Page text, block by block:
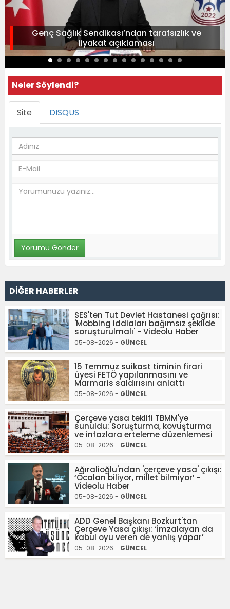
Genç Sağlık Sendikası’ndan tarafsızlık ve
liyakat açıklaması
Neler Söylendi?
Site DISQUS
DİĞER HABERLER
SES'ten Tut Devlet Hastanesi çağrısı:
'Mobbing iddiaları bağımsız şekilde
soruşturulmalı' - Videolu Haber
05-08-2026 - GÜNCEL
15 Temmuz suikast timinin firari
üyesi FETÖ yapılanmasını ve
Marmaris saldırısını anlattı
05-08-2026 - GÜNCEL
Çerçeve yasa teklifi TBMM'ye
sunuldu: Soruşturma, kovuşturma
ve infazlara erteleme düzenlemesi
05-08-2026 - GÜNCEL
Ağıralioğlu'ndan 'çerçeve yasa' çıkışı:
‘Öcalan biliyor, millet bilmiyor’ -
Videolu Haber
05-08-2026 - GÜNCEL
ADD Genel Başkanı Bozkurt'tan
Çerçeve Yasa çıkışı: ‘İmzalayan da
kabul oyu veren de yanlış yapar’
05-08-2026 - GÜNCEL